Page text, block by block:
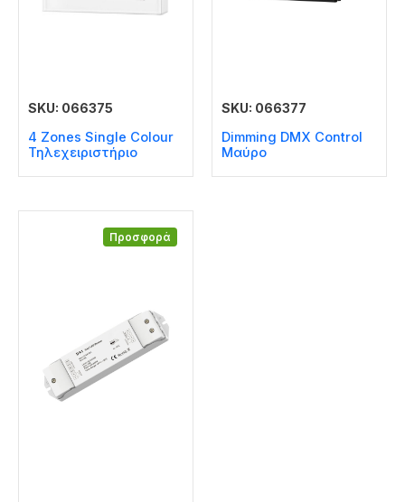
SKU: 066375
4 Zones Single Colour
Τηλεχειριστήριο
SKU: 066377
Dimming DMX Control
Μαύρο
Προσφορά